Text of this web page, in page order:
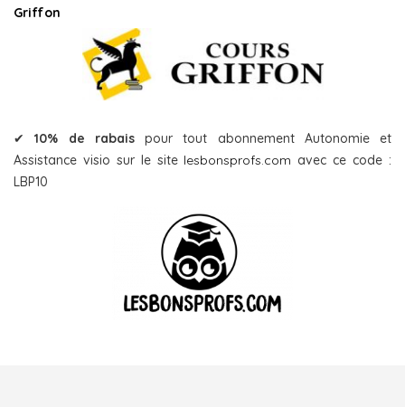
Griffon
✔10% de rabaispour tout abonnement Autonomie et
Assistance visio sur le site lesbonsprofs.com avec ce code :
LBP10